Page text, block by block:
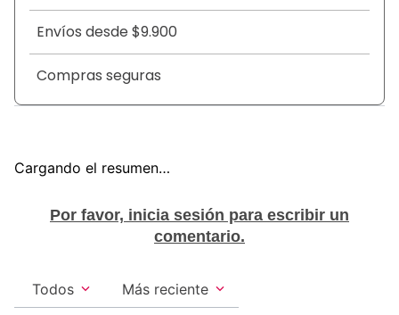
Envíos desde $9.900
Compras seguras
Cargando el resumen…
Por favor, inicia sesión para escribir un
comentario.
Más reciente
Todos